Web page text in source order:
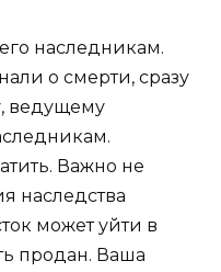
наследникам.
о смерти, сразу
ведущему
Важно не
наследства
может уйти в
продан. Ваша